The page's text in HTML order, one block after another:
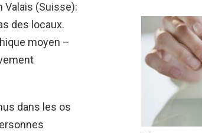
Valais (Suisse):
des locaux.
moyen –
dans les os